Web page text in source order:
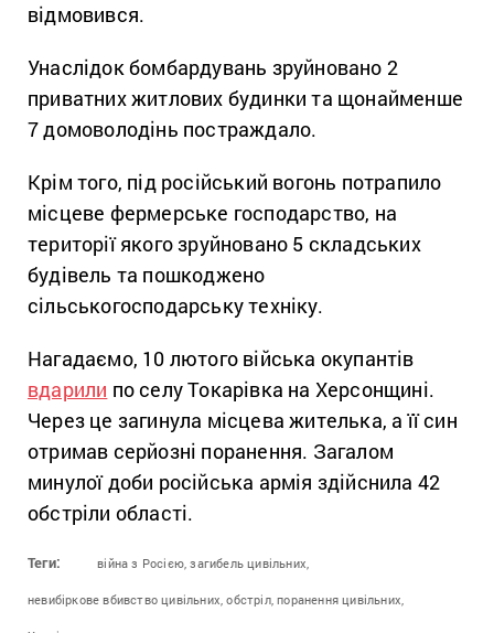
відмовився.
Унаслідок бомбардувань зруйновано 2
приватних житлових будинки та щонайменше
7 домоволодінь постраждало.
Крім того, під російський вогонь потрапило
місцеве фермерське господарство, на
території якого зруйновано 5 складських
будівель та пошкоджено
сільськогосподарську техніку.
Нагадаємо, 10 лютого війська окупантів
вдарили по селу Токарівка на Херсонщині.
Через це загинула місцева жителька, а її син
отримав серйозні поранення. Загалом
минулої доби російська армія здійснила 42
обстріли області.
Теги: війна з Росією, загибель цивільних,
невибіркове вбивство цивільних, обстріл, поранення цивільних,